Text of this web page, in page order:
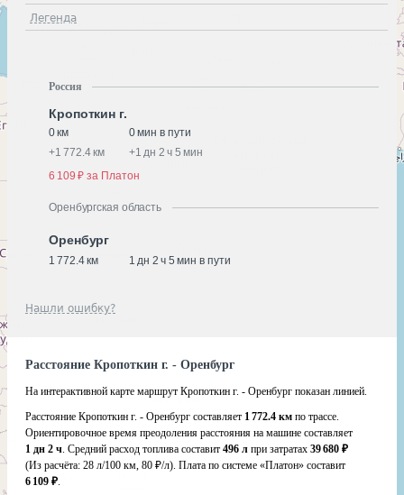
Легенда
Россия
Кропоткин г.
0 км
0 мин в пути
+1 772.4 км +1 дн 2 ч 5 мин
6 109 ₽ за Платон
Оренбургская область
Оренбург
1 772.4 км 1 дн 2 ч 5 мин в пути
Нашли ошибку?
Расстояние Кропоткин г. - Оренбург
На интерактивной карте маршрут Кропоткин г. - Оренбург показан линией.
Расстояние Кропоткин г. - Оренбург составляет 1 772.4 км по трассе.
Ориентировочное время преодоления расстояния на машине составляет
1 дн 2 ч. Средний расход топлива составит 496 л при затратах 39 680 ₽
(Из расчёта: 28 л/100 км, 80 ₽/л). Плата по системе «Платон» составит
6 109 ₽.